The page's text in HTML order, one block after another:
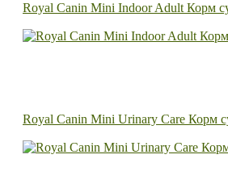
Royal Canin Mini Indoor Adult Корм
Royal Сanin Mini Urinary Care Корм